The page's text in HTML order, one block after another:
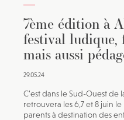
7ème édition à
festival ludique,
mais aussi
29.05.24
C’est dans le Sud-Ouest de
retrouvera les 6,7 et 8 juin
parents à destination des
Pour recevoir toutes les
d’info avec une